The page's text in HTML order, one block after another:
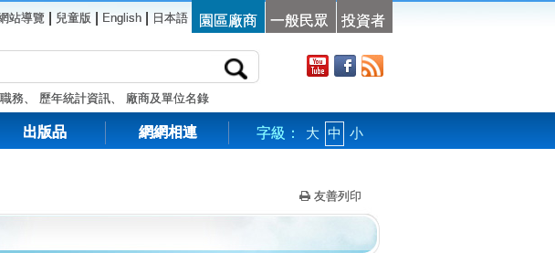
站導覽 兒童版 English 日本語 園區廠商 一般民眾 投資者
務、 歷年統計資訊、 廠商及單位名錄
出版品 網網相連 字級： 大 中 小
友善列印